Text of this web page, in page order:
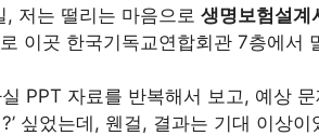
, 저는 떨리는 마음으로 생명보험설계
이곳 한국기독교연합회관 7층에서
PPT 자료를 반복해서 보고, 예상
싶었는데, 웬걸, 결과는 기대 이상이